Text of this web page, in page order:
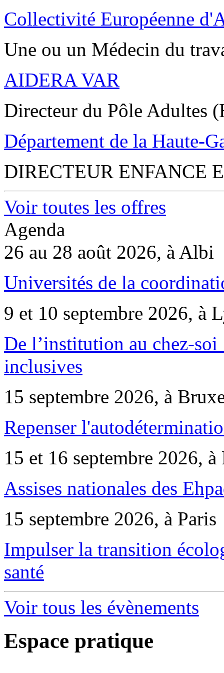
Collectivité Européenne
Une ou un Médecin du
AIDERA VAR
Directeur du Pôle Adultes
Département de la Haute-
DIRECTEUR ENFANCE
Voir toutes les offres
Agenda
26 au 28 août 2026, à Albi
Universités de la
9 et 10 septembre 2026, à
De l’institution au chez-
inclusives
15 septembre 2026, à
Repenser
15 et 16 septembre 2026, à
Assises nationales des
15 septembre 2026, à Paris
Impulser la transition
santé
Voir tous les évènements
Espace pratique